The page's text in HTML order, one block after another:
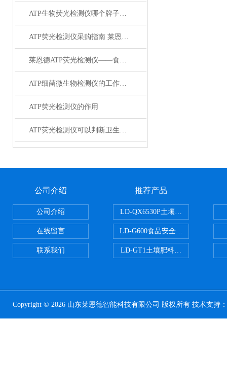
ATP生物荧光检测仪哪个牌子好？这几款性价比测评推荐
ATP荧光检测仪采购指南 莱恩德安屿海卓尔海曼对比
莱恩德ATP荧光检测仪——食品加工小作坊专用，简易操作，合规低成本
ATP细菌微生物检测仪的工作原理与使用方法
ATP荧光检测仪的作用
ATP荧光检测仪可以判断卫生状况吗
公司介绍
公司介绍
在线留言
联系我们
推荐产品
LD-QX6530P土壤氧化还原电位检
LD-G600食品安全检测仪
LD-GT1土壤肥料养分检测仪
Copyright © 2026 山东莱恩德智能科技有限公司 版权所有 技术支持：